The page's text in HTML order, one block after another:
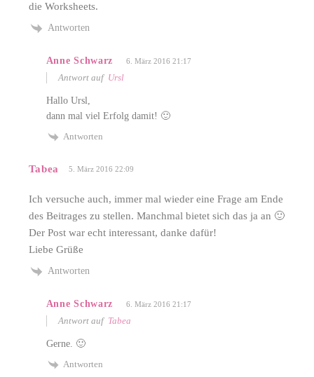
die Worksheets.
Antworten
Anne Schwarz 6. März 2016 21:17
Antwort auf Ursl
Hallo Ursl,
dann mal viel Erfolg damit! 🙂
Antworten
Tabea 5. März 2016 22:09
Ich versuche auch, immer mal wieder eine Frage am Ende
des Beitrages zu stellen. Manchmal bietet sich das ja an 🙂
Der Post war echt interessant, danke dafür!
Liebe Grüße
Antworten
Anne Schwarz 6. März 2016 21:17
Antwort auf Tabea
Gerne. 🙂
Antworten